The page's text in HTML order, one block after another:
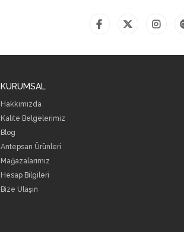
KURUMSAL
Hakkımızda
Kalite Belgelerimiz
Blog
Antepsan Ürünleri
Mağazalarımız
Hesap Bilgileri
Bize Ulaşın